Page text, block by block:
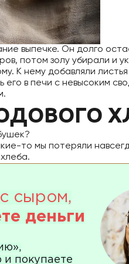
выпечке. Он долго
потом золу убирали и
К нему добавляли
в печи с невысоким
то мы потеряли
сыром,
деньги
покупаете